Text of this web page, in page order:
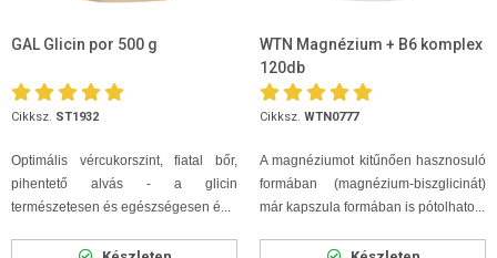
GAL Glicin por 500 g
Cikksz. ST1932
Optimális vércukorszint, fiatal bőr,
pihentető alvás - a glicin
természetesen és egészségesen é...
WTN Magnézium + B6 komplex
120db
Cikksz. WTN0777
A magnéziumot kitűnően hasznosuló
formában (magnézium-biszglicinát)
már kapszula formában is pótolhato...